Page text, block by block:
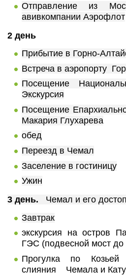
Отправление из
авивкомпании Аэрофлот
2 день
Прибытие в Горно-
Встреча в аэропорту
Посещение
Экскурсия
Посещение
Макария Глухарева
обед
Переезд в Чемал
Заселение в гостиницу
Ужин
3 день.
Чемал и его
Завтрак
экскурсия на остров
ГЭС (подвесной мост до
Прогулка по
слияния Чемала и